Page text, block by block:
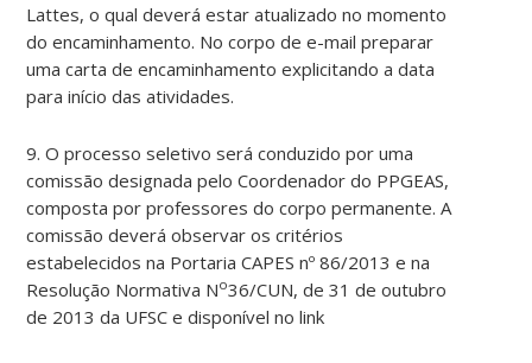
Lattes, o qual deverá estar atualizado no momento
do encaminhamento. No corpo de e-mail preparar
uma carta de encaminhamento explicitando a data
para início das atividades.
9. O processo seletivo será conduzido por uma
comissão designada pelo Coordenador do PPGEAS,
composta por professores do corpo permanente. A
comissão deverá observar os critérios
estabelecidos na Portaria CAPES nº 86/2013 e na
Resolução Normativa No36/CUN, de 31 de outubro
de 2013 da UFSC e disponível no link